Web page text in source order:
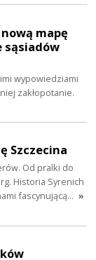
mapę
sąsiadów
wypowiedziami
zakłopotanie.
Szczecina
Od pralki do
Historia Syrenich
fascynującą… »